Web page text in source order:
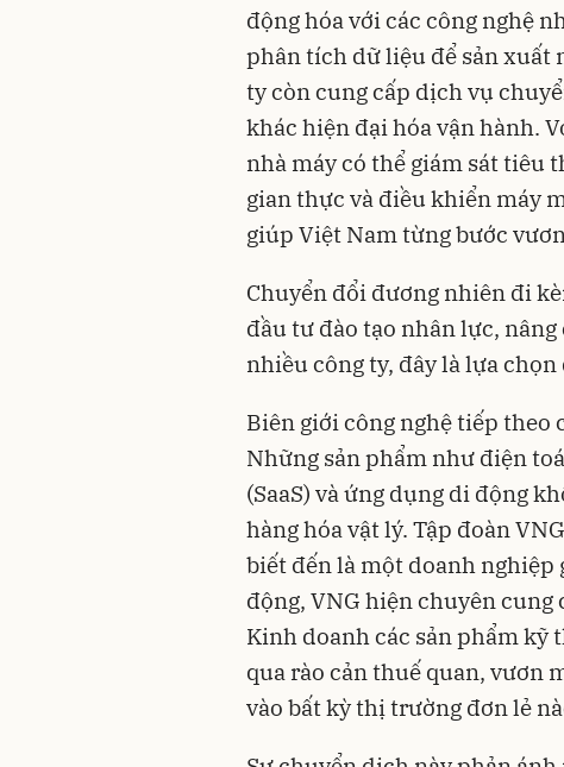
động hóa với các công nghệ
phân tích dữ liệu để sản xuất
ty còn cung cấp dịch vụ
khác hiện đại hóa vận hành.
nhà máy có thể giám sát tiêu
gian thực và điều khiển máy
giúp Việt Nam từng bước
Chuyển đổi đương nhiên đi
đầu tư đào tạo nhân lực,
nhiều công ty, đây là lựa
Biên giới công nghệ tiếp theo
Những sản phẩm như điện
(SaaS) và ứng dụng di động
hàng hóa vật lý. Tập đoàn
biết đến là một doanh nghiệp
động, VNG hiện chuyên cung
Kinh doanh các sản phẩm kỹ
qua rào cản thuế quan, vươn
vào bất kỳ thị trường đơn lẻ